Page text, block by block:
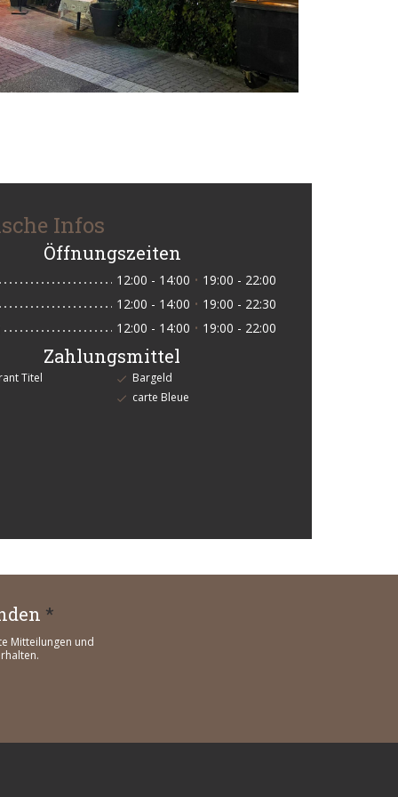
Infos
Öffnungszeiten
12:00 - 14:00 • 19:00 - 22:00
12:00 - 14:00 • 19:00 - 22:30
12:00 - 14:00 • 19:00 - 22:00
Zahlungsmittel
Titel
Bargeld
carte Bleue
*
Mitteilungen und